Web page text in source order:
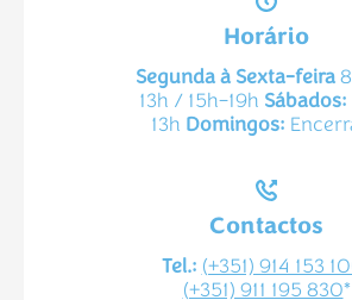
Horário
Segunda à Sexta-feira
13h / 15h–19h Sábados:
13h Domingos:
Contactos
Tel.: (+351) 914 153
(+351) 911 195 830*